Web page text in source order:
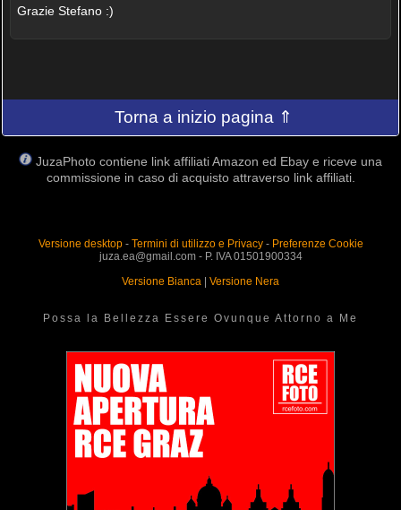
Grazie Stefano :)
Torna a inizio pagina ⇑
JuzaPhoto contiene link affiliati Amazon ed Ebay e riceve una
commissione in caso di acquisto attraverso link affiliati.
Versione desktop- Termini di utilizzo e Privacy- Preferenze Cookie
juza.ea@gmail.com - P. IVA 01501900334
Versione Bianca
Versione Nera
Possa la Bellezza Essere Ovunque Attorno a Me